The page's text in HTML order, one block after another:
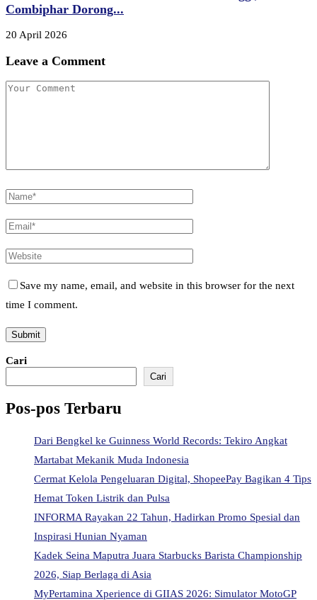
Combiphar Dorong...
20 April 2026
Leave a Comment
Save my name, email, and website in this browser for the next
time I comment.
Cari
Cari
Pos-pos Terbaru
Dari Bengkel ke Guinness World Records: Tekiro Angkat
Martabat Mekanik Muda Indonesia
Cermat Kelola Pengeluaran Digital, ShopeePay Bagikan 4 Tips
Hemat Token Listrik dan Pulsa
INFORMA Rayakan 22 Tahun, Hadirkan Promo Spesial dan
Inspirasi Hunian Nyaman
Kadek Seina Maputra Juara Starbucks Barista Championship
2026, Siap Berlaga di Asia
MyPertamina Xperience di GIIAS 2026: Simulator MotoGP